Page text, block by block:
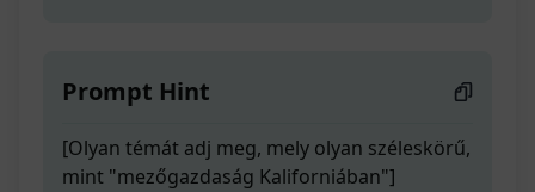
Prompt Hint
[Olyan témát adj meg, mely olyan széleskörű,
mint "mezőgazdaság Kaliforniában"]